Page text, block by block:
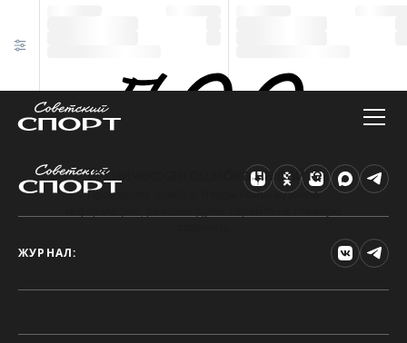
Техническая ошибка на сайте
Произошла ошибка. Чтобы найти нужную
ЖУРНАЛ: